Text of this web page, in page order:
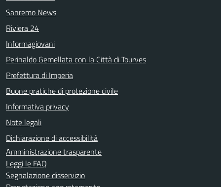
Sanremo News
Riviera 24
Informagiovani
Perinaldo Gemellata con la Città di Tourves
Prefettura di Imperia
Buone pratiche di protezione civile
Informativa privacy
Note legali
Dichiarazione di accessibilità
Amministrazione trasparente
Leggi le FAQ
Segnalazione disservizio